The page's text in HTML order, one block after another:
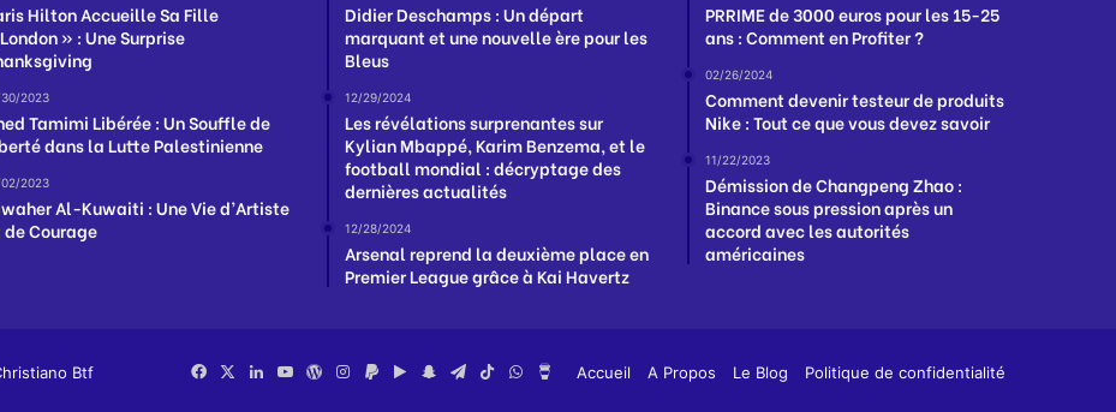
Hilton Accueille Sa Fille
» : Une Surprise
30/2023
Tamimi Libérée : Un Souffle de
dans la Lutte Palestinienne
02/2023
Al-Kuwaiti : Une Vie d’Artiste
Courage
Didier Deschamps : Un départ
marquant et une nouvelle ère pour les
Bleus
12/29/2024
Les révélations surprenantes sur
Kylian Mbappé, Karim Benzema, et le
football mondial : décryptage des
dernières actualités
12/28/2024
Arsenal reprend la deuxième place en
Premier League grâce à Kai Havertz
PRRIME de 3000 euros pour les 15-25
ans : Comment en Profiter ?
02/26/2024
Comment devenir testeur de produits
Nike : Tout ce que vous devez savoir
11/22/2023
Démission de Changpeng Zhao :
Binance sous pression après un
accord avec les autorités
américaines
Btf Accueil A Propos Le Blog Politique de confidentialité
FacebookLinkedinYouTubeWordPress
Instagram
PayPalGoogleSnapchat
Telegram
TikTokWhatsApp
Buy